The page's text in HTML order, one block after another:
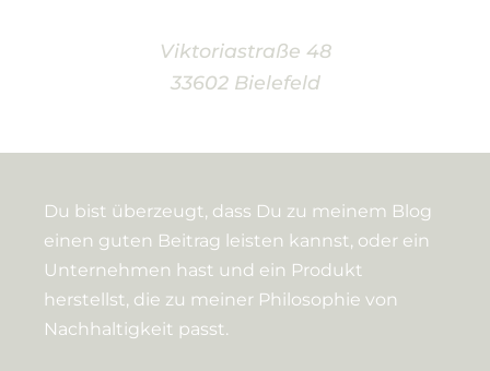
Viktoriastraße 48
33602 Bielefeld
Du bist überzeugt, dass Du zu meinem Blog
einen guten Beitrag leisten kannst, oder ein
Unternehmen hast und ein Produkt
herstellst, die zu meiner Philosophie von
Nachhaltigkeit passt.